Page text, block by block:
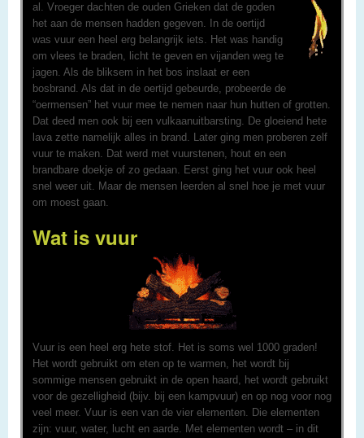
al. Vroeger dachten de ouden Grieken dat de goden
het aan de mensen hadden gegeven. In de oertijd
was vuur een heel erg belangrijk iets. Het was handig
om vlees te braden, licht te geven en vijanden weg te
jagen. Als de bliksem in het bos inslaat er een
bosbrand. Als dat in de oertijd gebeurde, probeerde de
“oermensen” het vuur mee te nemen naar hun hutten of grotten.
Dat deed men ook bij een vulkaanuitbarsting. De gloeiend hete
lava zette namelijk alles in brand. Later ging men proberen zelf
vuur te maken. Dat werd met vuurstenen, hout en een
brandbare doekje of zo gedaan. Eerst ging het vuur ook heel
snel weer uit. Maar de mensen leerden al snel hoe je met vuur
om moest gaan.
Wat is vuur
Vuur is een heel erg hete stof. Het is soms wel 1000 graden!
Het wordt gebruikt om eten op te warmen, het wordt bij
sommige mensen gebruikt in de open haard, het wordt gebruikt
voor de gezelligheid (bijv. bij een kampvuur) en op nog voor nog
veel meer. Vuur is een van de vier elementen. Die elementen
zijn: vuur, water, lucht en aarde. Met elementen wordt – in dit